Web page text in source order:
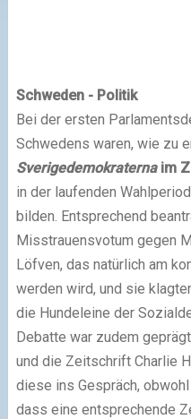
Schweden - Politik
Bei der ersten
Schwedens waren, wie zu
Sverigedemokraternaim
in der laufenden
bilden. Entsprechend
Misstrauensvotum gegen
Löfven, das natürlich am
werden wird, und sie
die Hundeleine der
Debatte war zudem
und die Zeitschrift Charlie
diese ins Gespräch,
dass eine entsprechende